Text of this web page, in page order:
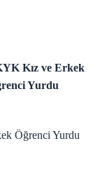
Kız ve Erkek
Yurdu
Öğrenci Yurdu